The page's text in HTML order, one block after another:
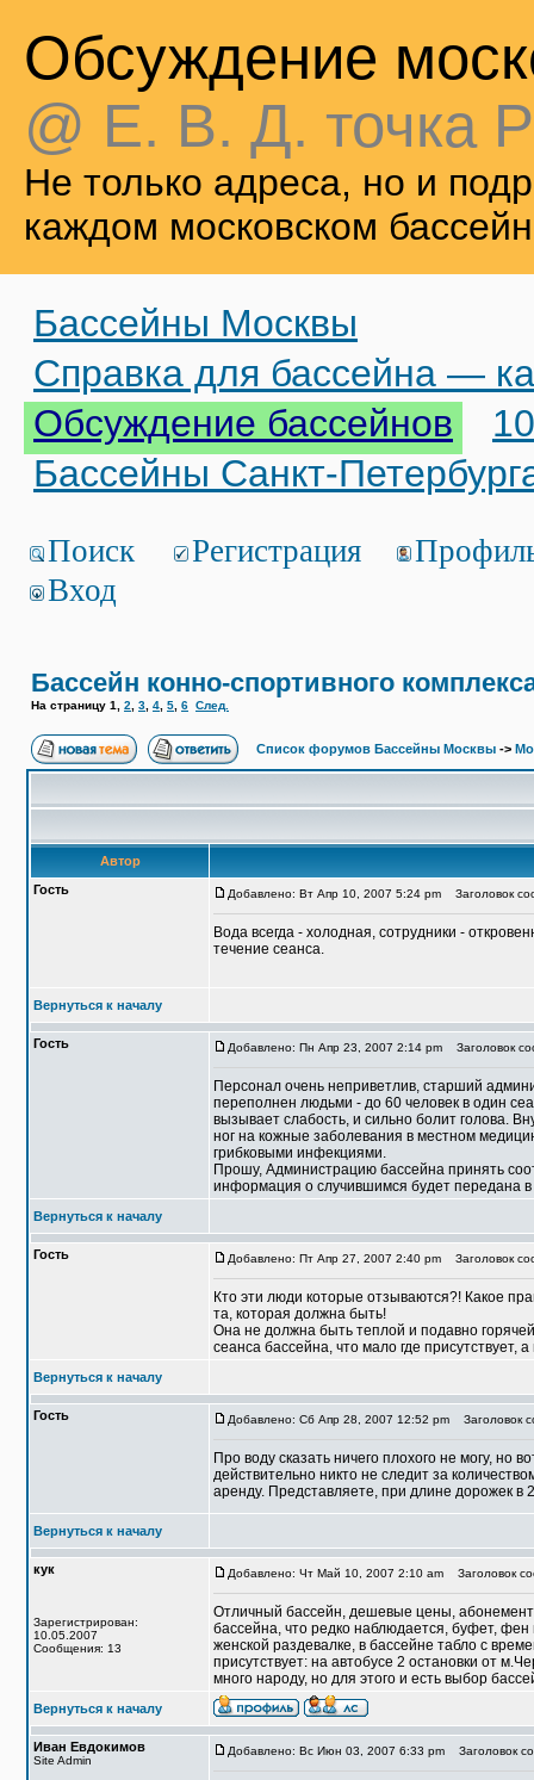
Обсуждение
@ Е. В. Д. точка
Не только адреса, но и
каждом московском
Бассейны Москвы
Справка для бассейна —
Обсуждение бассейнов
Бассейны Санкт-
Поиск Регистрация
Вход
Бассейн конно-спортивного
На страницу 1 2 3 4 5 6 След.
Список форумов Бассейны Москвы ->
Автор
Гость
Добавлено: Вт Апр 10, 2007 5:24 pm Заголовок
Вода всегда - холодная, сотрудники -
течение сеанса.
Вернуться к началу
Гость Добавлено: Пн Апр 23, 2007 2:14 pm Заголовок
Персонал очень неприветлив, старший
переполнен людьми - до 60 человек в один
вызывает слабость, и сильно болит голова.
ног на кожные заболевания в местном
грибковыми инфекциями.
Прошу, Администрацию бассейна принять
информация о случившимся будет
Вернуться к началу
Гость Добавлено: Пт Апр 27, 2007 2:40 pm Заголовок
Кто эти люди которые отзываются?! Какое
та, которая должна быть!
Она не должна быть теплой и подавно
сеанса бассейна, что мало где присутствует,
Вернуться к началу
Гость Добавлено: Сб Апр 28, 2007 12:52 pm Заголовок
Про воду сказать ничего плохого не могу, но
действительно никто не следит за
аренду. Представляете, при длине дорожек в
Вернуться к началу
кук
Зарегистрирован:
10.05.2007
Сообщения: 13
Добавлено: Чт Май 10, 2007 2:10 am Заголовок
Отличный бассейн, дешевые цены,
бассейна, что редко наблюдается, буфет,
женской раздевалке, в бассейне табло с
присутствует: на автобусе 2 остановки от
много народу, но для этого и есть выбор
Вернуться к началу
Иван Евдокимов
Site Admin
Добавлено: Вс Июн 03, 2007 6:33 pm Заголовок